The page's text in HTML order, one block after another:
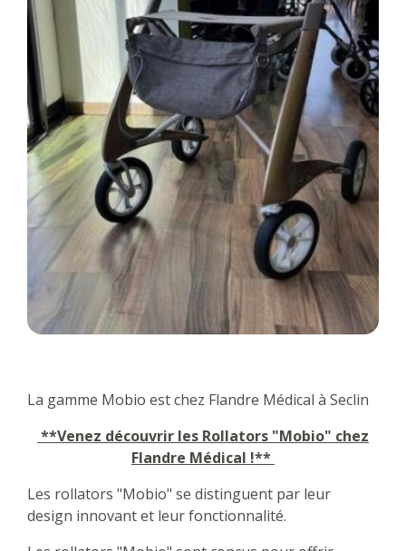
La gamme Mobio est chez Flandre Médical à Seclin
**Venez découvrir les Rollators "Mobio" chez
Flandre Médical !**
Les rollators "Mobio" se distinguent par leur
design innovant et leur fonctionnalité.